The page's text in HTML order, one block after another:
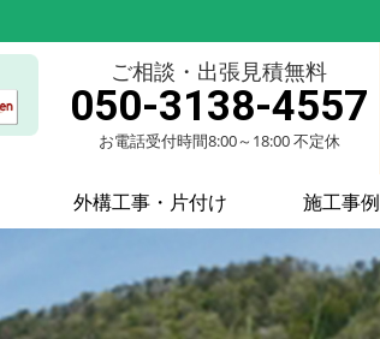
ご相談・出張見積無料
050-3138-4557
お電話受付時間8:00～18:00 不定休
外構工事・片付け 施工事例